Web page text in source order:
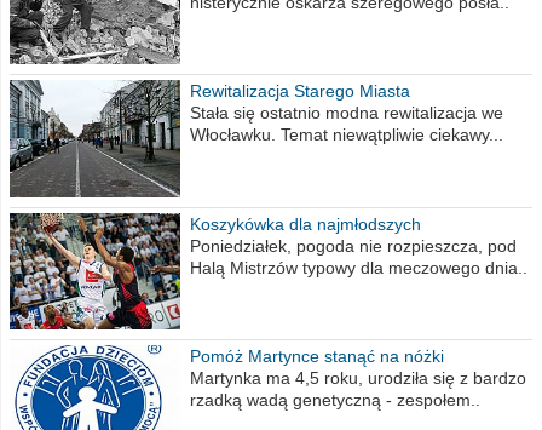
Rewitalizacja Starego Miasta
Stała się ostatnio modna rewitalizacja we
Włocławku. Temat niewątpliwie ciekawy...
Koszykówka dla najmłodszych
Poniedziałek, pogoda nie rozpieszcza, pod
Halą Mistrzów typowy dla meczowego dnia..
Pomóż Martynce stanąć na nóżki
Martynka ma 4,5 roku, urodziła się z bardzo
rzadką wadą genetyczną - zespołem..